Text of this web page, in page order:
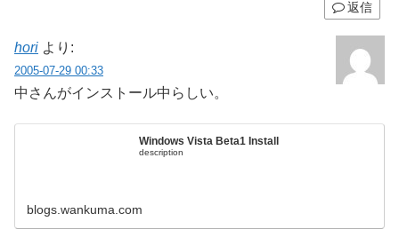
返信
hori より:
2005-07-29 00:33
中さんがインストール中らしい。
Windows Vista Beta1 Install
description
blogs.wankuma.com